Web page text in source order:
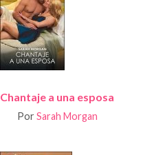
Chantaje a una esposa
Por Sarah Morgan